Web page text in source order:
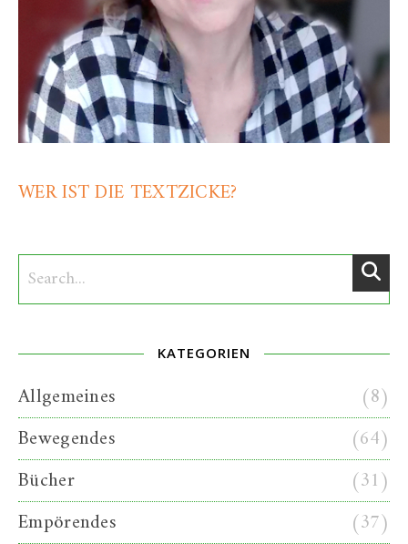
WER IST DIE TEXTZICKE?
KATEGORIEN
Allgemeines
(8)
Bewegendes
(64)
Bücher
(31)
Empörendes
(37)